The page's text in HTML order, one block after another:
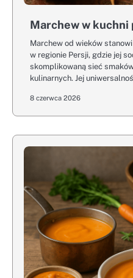
Marchew w kuchni
Marchew od wieków
w regionie Persji, gdzie jej
skomplikowaną sieć
kulinarnych. Jej
8 czerwca 2026